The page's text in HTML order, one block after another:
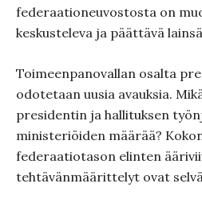
federaationeuvostosta on
keskusteleva ja päättävä
Toimeenpanovallan osalta
odotetaan uusia avauksia.
presidentin ja hallituksen
ministeriöiden määrää?
federaatiotason elinten
tehtävänmäärittelyt ovat